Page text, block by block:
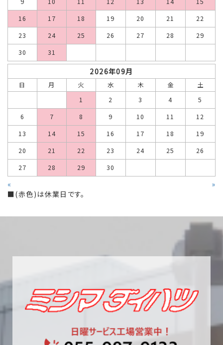
16
17 18 19 20 21
22
23
24 25 26 27 28
29
30
31
2026年09月
日 月 火 水 木 金
土
1
2 3 4
5
6
7 8 9 10 11
12
13
14 15 16 17 18
19
20
21 22 23 24 25
26
27
28 29 30
«
»
■(赤色)は休業日です。